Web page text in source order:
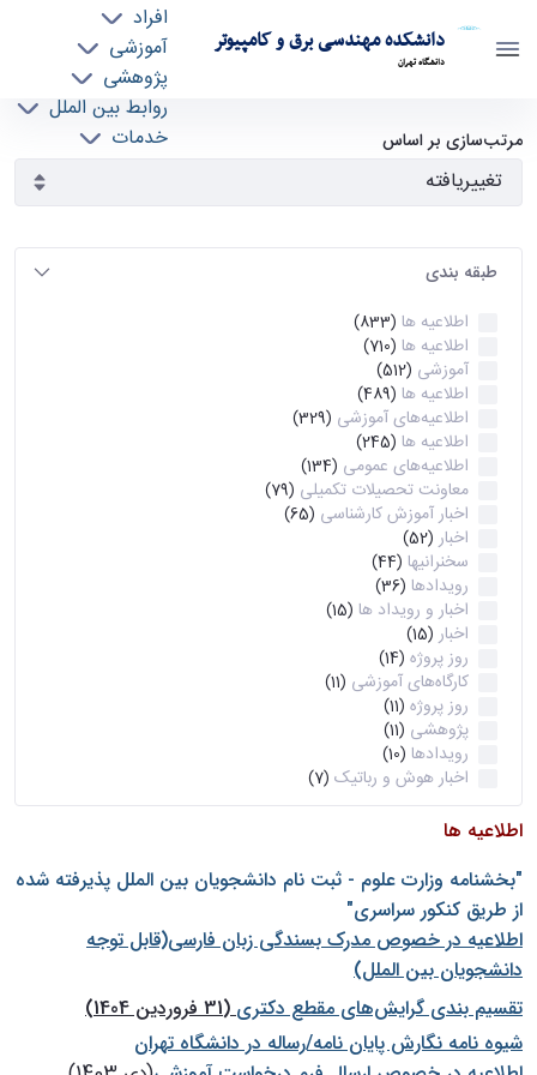
دانشکده مهندسی برق و کامپیوتر
دانشگاه تهران
افراد
آموزشی
پژوهشی
روابط بین الملل
خدمات
آرشیو اطلاعیه ها - ece- دانشکده مهندسی برق و
کامپیوتر
مرتب‌سازی بر اساس
طبقه بندی
اطلاعیه ها (833)
اطلاعیه ها (710)
آموزشی (512)
اطلاعیه ها (489)
اطلاعیه‌های‌ آموزشی (329)
اطلاعیه ها (245)
اطلاعیه‌های عمومی (134)
معاونت تحصیلات تکمیلی (79)
اخبار آموزش کارشناسی (65)
اخبار (52)
سخنرانیها (44)
رویدادها (36)
اخبار و رویداد ها (15)
اخبار (15)
روز پروژه (14)
کارگاه‌های آموزشی (11)
روز پروژه (11)
پژوهشی (11)
رویدادها (10)
اخبار هوش و رباتیک (7)
اطلاعیه ها
"بخشنامه وزارت علوم - ثبت نام دانشجويان بين الملل پذيرفته شده
از طريق كنكور سراسری"
اطلاعیه در خصوص مدرک بسندگی زبان فارسی(قابل توجه
دانشجویان بین الملل)
تقسیم بندی گرایش‌های مقطع دکتری(31 فروردین 1404)
شيوه نامه نگارش پايان نامه/رساله در دانشگاه تهران